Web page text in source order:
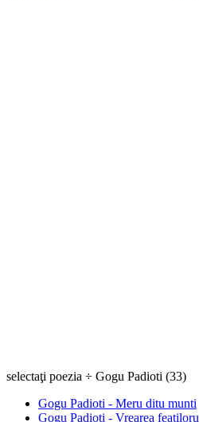
selectaţi poezia ÷ Gogu Padioti (33)
Gogu Padioti - Meru ditu munti
Gogu Padioti - Vrearea featiloru